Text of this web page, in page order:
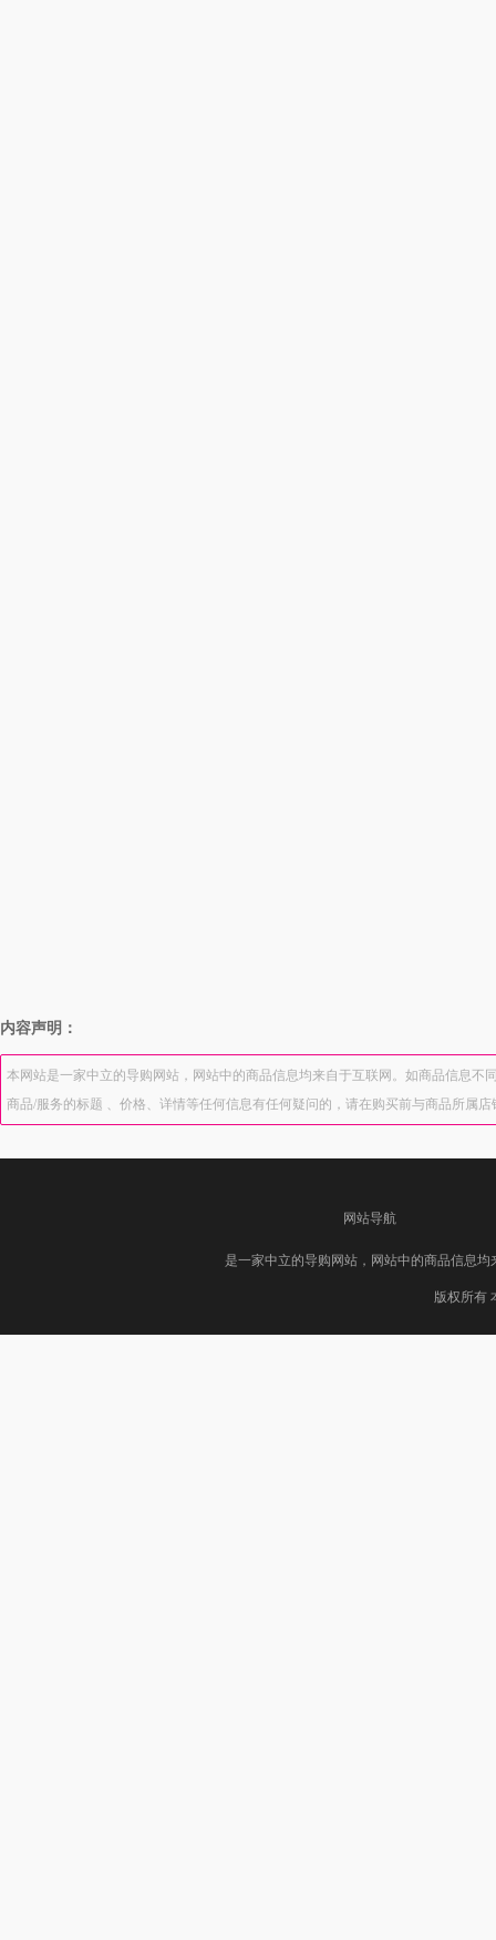
内容声明：
本网站是一家中立的导购网站，网站中的商品信息均来自于互联网。如商品信息
商品/服务的标题 、价格、详情等任何信息有任何疑问的，请在购买前与商品所属
网站导航
是一家中立的导购网站，网站中的商品信息
版权所有